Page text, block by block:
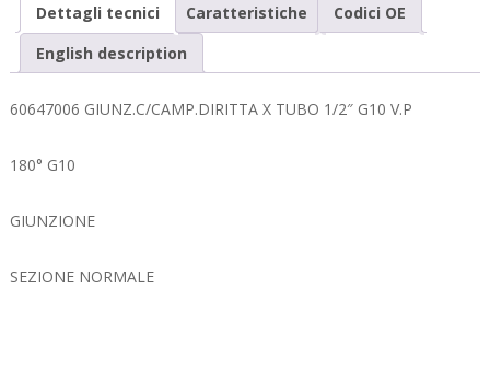
Dettagli tecnici Caratteristiche
Codici OE
English description
60647006 GIUNZ.C/CAMP.DIRITTA X TUBO 1/2″ G10 V.P
180° G10
GIUNZIONE
SEZIONE NORMALE